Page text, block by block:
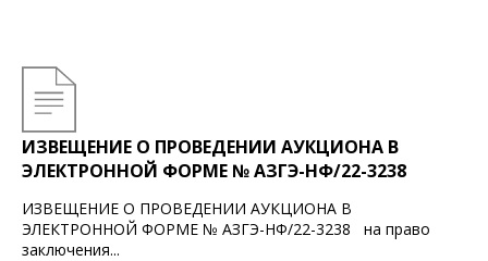
ИЗВЕЩЕНИЕ О ПРОВЕДЕНИИ АУКЦИОНА В
ЭЛЕКТРОННОЙ ФОРМЕ № АЗГЭ-НФ/22-3238
ИЗВЕЩЕНИЕ О ПРОВЕДЕНИИ АУКЦИОНА В
ЭЛЕКТРОННОЙ ФОРМЕ № АЗГЭ-НФ/22-3238 на право
заключения...